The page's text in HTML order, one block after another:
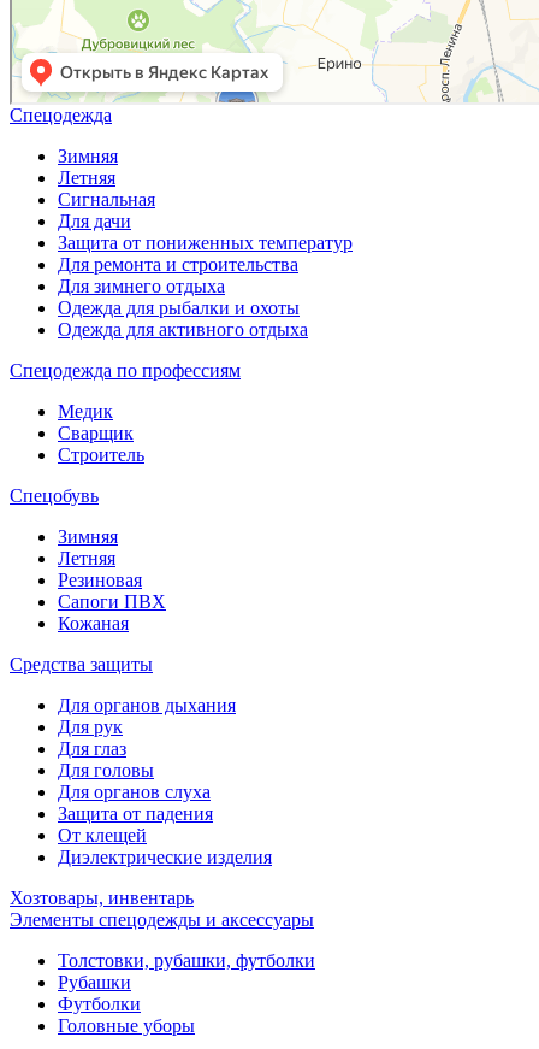
Спецодежда
Зимняя
Летняя
Сигнальная
Для дачи
Защита от пониженных температур
Для ремонта и строительства
Для зимнего отдыха
Одежда для рыбалки и охоты
Одежда для активного отдыха
Спецодежда по профессиям
Медик
Сварщик
Строитель
Спецобувь
Зимняя
Летняя
Резиновая
Сапоги ПВХ
Кожаная
Средства защиты
Для органов дыхания
Для рук
Для глаз
Для головы
Для органов слуха
Защита от падения
От клещей
Диэлектрические изделия
Хозтовары, инвентарь
Элементы спецодежды и аксессуары
Толстовки, рубашки, футболки
Рубашки
Футболки
Головные уборы